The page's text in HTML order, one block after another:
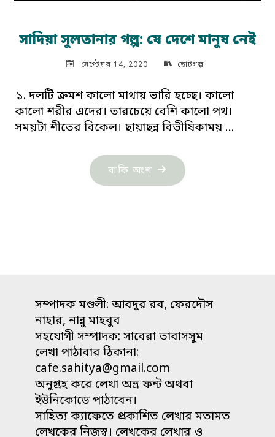
সাদিয়া সুলতানার গল্প: যে দেশে মানুষ নেই
সেপ্টেম্বর 14, 2020 ছোটগল্প
১. দলটি ক্রমশ কালো মাথায় ভারি হচ্ছে। কালো
কালো শরীর এদের। তারচেয়ে বেশি কালো পথ।
সময়টা শীতের বিকেল। ছায়াছন্ন বিভীষিকাময় …
বাকি অংশ "সাদিয়া
সুলতানার
সম্পাদক মণ্ডলী: আবদুর রব, ফেরদৌস
নাহার, নান্নু মাহবুব
সহযোগী সম্পাদক: সাবেরা তাবাসসুম
লেখা পাঠাবার ঠিকানা:
cafe.sahitya@gmail.com
অনুগ্রহ করে লেখা অভ্র ফন্ট অথবা
ইউনিকোডে পাঠাবেন।
সাহিত্য ক্যাফেতে প্রকাশিত লেখার মতামত
লেখকের নিজস্ব। লেখকের লেখার ও